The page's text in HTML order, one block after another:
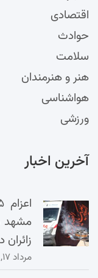
اقتصادی
حوادث
سلامت
هنر و هنرمندان
هواشناسی
ورزشی
آخرین اخبار
مشهد
مرداد ۱۷, ۱۴۰۵